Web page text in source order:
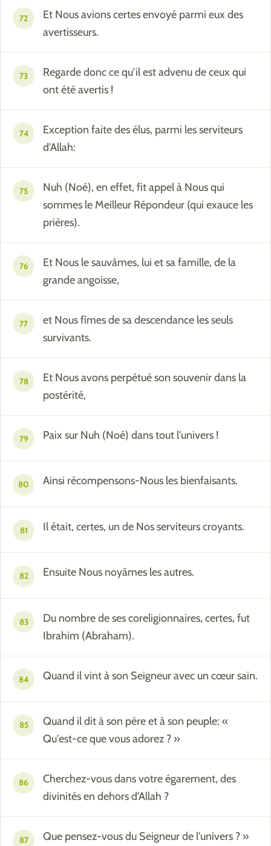
72
Et Nous avions certes envoyé parmi eux des
avertisseurs.
73
Regarde donc ce qu'il est advenu de ceux qui
ont été avertis !
74
Exception faite des élus, parmi les serviteurs
d'Allah:
75
Nuh (Noé), en effet, fit appel à Nous qui
sommes le Meilleur Répondeur (qui exauce les
prières).
76
Et Nous le sauvâmes, lui et sa famille, de la
grande angoisse,
77
et Nous fîmes de sa descendance les seuls
survivants.
78
Et Nous avons perpétué son souvenir dans la
postérité,
79 Paix sur Nuh (Noé) dans tout l'univers !
80 Ainsi récompensons-Nous les bienfaisants.
81 Il était, certes, un de Nos serviteurs croyants.
82 Ensuite Nous noyâmes les autres.
83
Du nombre de ses coreligionnaires, certes, fut
Ibrahim (Abraham).
84 Quand il vint à son Seigneur avec un cœur sain.
85
Quand il dit à son père et à son peuple: «
Qu'est-ce que vous adorez ? »
86
Cherchez-vous dans votre égarement, des
divinités en dehors d'Allah ?
87 Que pensez-vous du Seigneur de l'univers ? »